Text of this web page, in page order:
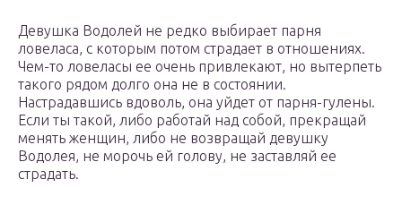
Девушка Водолей не редко выбирает парня
ловеласа, с которым потом страдает в отношениях.
Чем-то ловеласы ее очень привлекают, но вытерпеть
такого рядом долго она не в состоянии.
Настрадавшись вдоволь, она уйдет от парня-гулены.
Если ты такой, либо работай над собой, прекращай
менять женщин, либо не возвращай девушку
Водолея, не морочь ей голову, не заставляй ее
страдать.